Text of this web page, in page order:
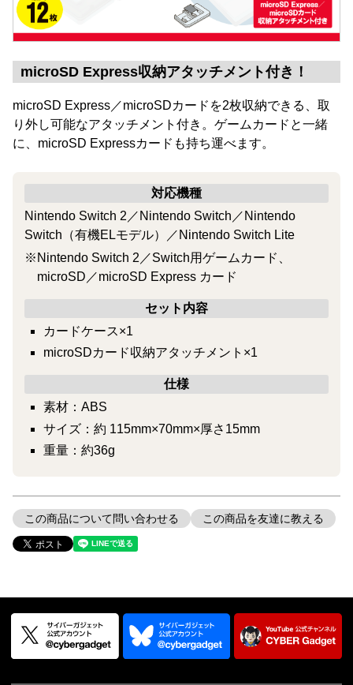
microSD Express収納アタッチメント付き！
microSD Express／microSDカードを2枚収納できる、取
り外し可能なアタッチメント付き。ゲームカードと一緒
に、microSD Expressカードも持ち運べます。
対応機種
Nintendo Switch 2／Nintendo Switch／Nintendo
Switch（有機ELモデル）／Nintendo Switch Lite
※Nintendo Switch 2／Switch用ゲームカード、
microSD／microSD Express カード
セット内容
カードケース×1
microSDカード収納アタッチメント×1
仕様
素材：ABS
サイズ：約 115mm×70mm×厚さ15mm
重量：約36g
この商品について問い合わせる この商品を友達に教える